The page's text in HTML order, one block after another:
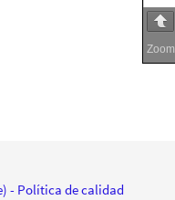
Zoom
- Política de calidad